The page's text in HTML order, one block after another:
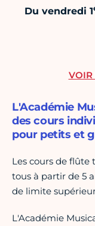
Du vendredi 1
L'Académie
des cours
pour petits et
Les cours de flûte
tous à partir de 5
de limite
L'Académie
VOIR